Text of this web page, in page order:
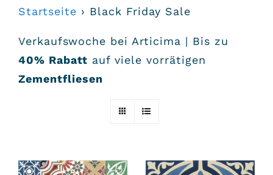
Startseite › Black Friday Sale
Verkaufswoche bei Articima | Bis zu
40% Rabatt auf viele vorrätigen
Zementfliesen